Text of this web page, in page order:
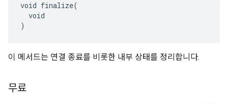
void finalize(
  void
)
이 메서드는 연결 종료를 비롯한 내부 상태를 정리합니다.
무료